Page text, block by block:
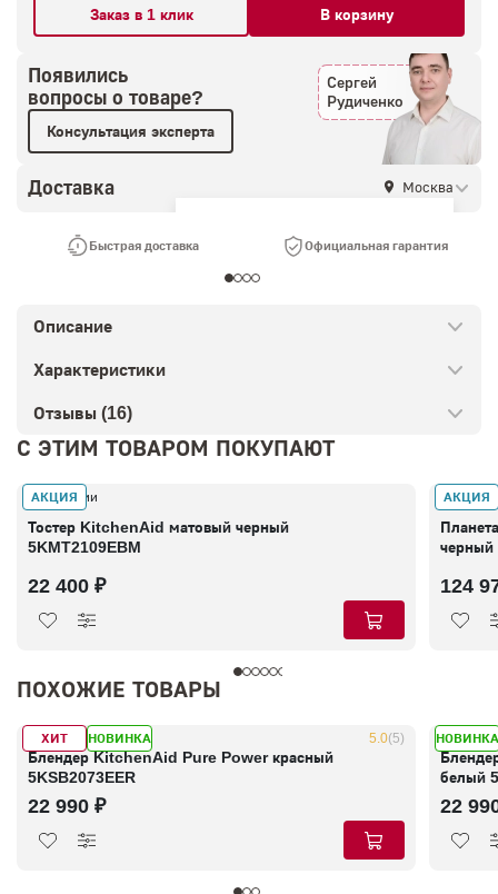
Заказ в 1 клик
В корзину
Появились
вопросы о товаре?
Консультация эксперта
Сергей
Рудиченко
Доставка Москва
Быстрая доставка Официальная гарантия
Описание
Характеристики
Отзывы (16)
С ЭТИМ ТОВАРОМ ПОКУПАЮТ
АКЦИЯ
В наличии
Тостер KitchenAid матовый черный
5KMT2109EBM
22 400 ₽
АКЦИЯ
В
черный
124
ПОХОЖИЕ ТОВАРЫ
ХИТ НОВИНКА
В наличии 5.0(5)
Блендер KitchenAid Pure Power красный
5KSB2073EER
22 990 ₽
НОВИНКА
В
белый
22